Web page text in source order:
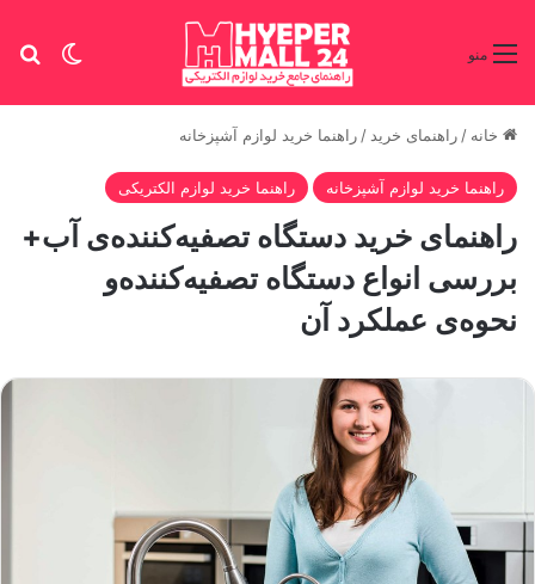
تغییر منو
خانه / راهنمای خرید / راهنما خرید لوازم آشپزخانه
راهنما خرید لوازم آشپزخانه راهنما خرید لوازم الکتریکی
راهنمای خرید دستگاه تصفیه‌کننده‌ی آب+
بررسی انواع دستگاه تصفیه‌کننده‌و
نحوه‌ی عملکرد آن